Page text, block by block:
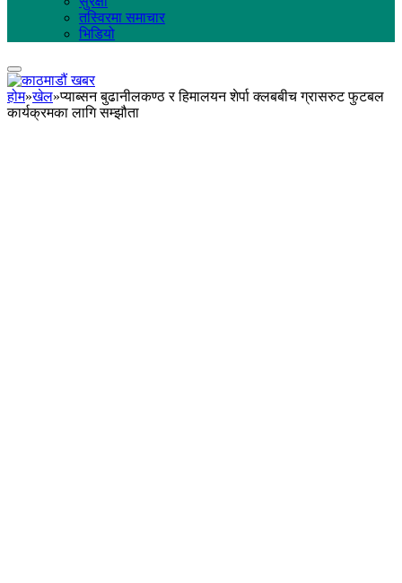
तस्विरमा समाचार
भिडियो
होम»खेल»प्याब्सन बुढानीलकण्ठ र हिमालयन शेर्पा क्लबबीच ग्रासरुट फुटबल
कार्यक्रमका लागि सम्झौता